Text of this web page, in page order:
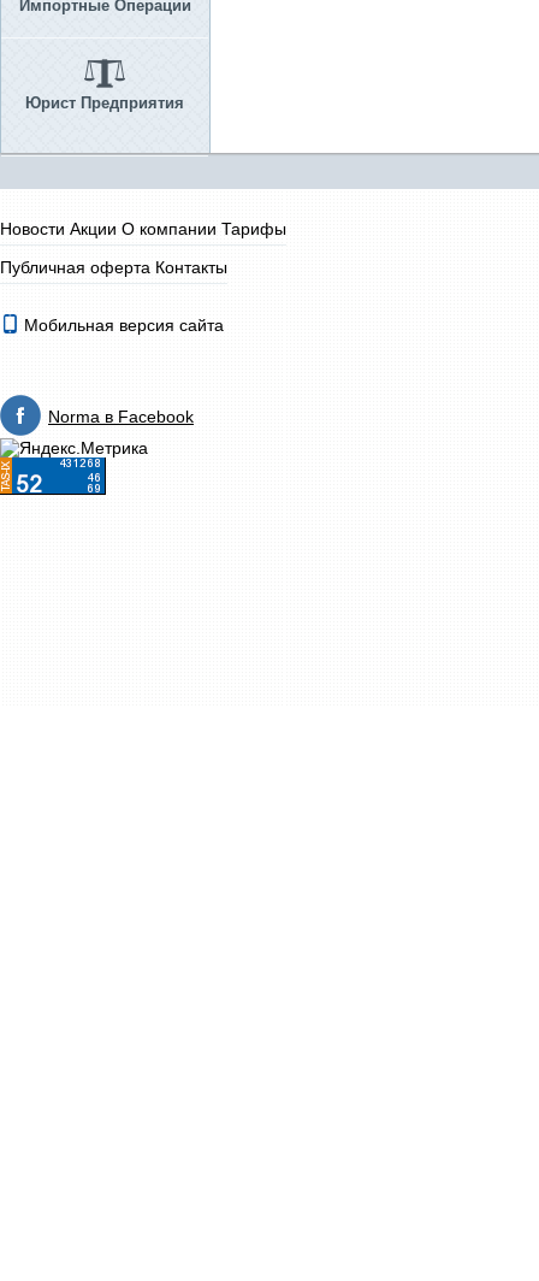
Импортные Операции
Юрист Предприятия
Новости Акции О компании Тарифы
Публичная оферта Контакты
Мобильная версия сайта
Norma в Facebook